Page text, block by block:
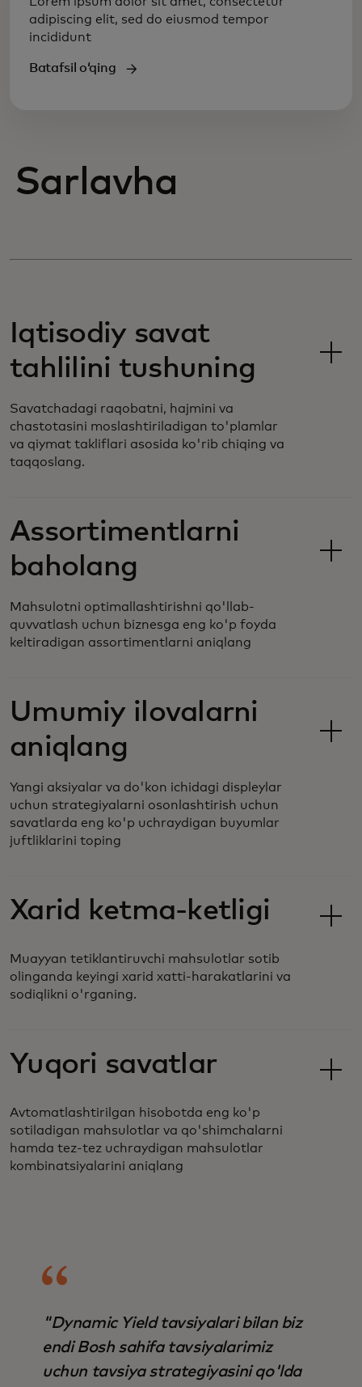
adipiscing elit, sed do eiusmod tempor
incididunt
Batafsil oʻqing
Sarlavha
Iqtisodiy savat
tahlilini tushuning
Savatchadagi raqobatni, hajmini va
chastotasini moslashtiriladigan to'plamlar
va qiymat takliflari asosida ko'rib chiqing va
taqqoslang.
Assortimentlarni
baholang
Mahsulotni optimallashtirishni qo'llab-
quvvatlash uchun biznesga eng ko'p foyda
keltiradigan assortimentlarni aniqlang
Umumiy ilovalarni
aniqlang
Yangi aksiyalar va do'kon ichidagi displeylar
uchun strategiyalarni osonlashtirish uchun
savatlarda eng ko'p uchraydigan buyumlar
juftliklarini toping
Xarid ketma-ketligi
Muayyan tetiklantiruvchi mahsulotlar sotib
olinganda keyingi xarid xatti-harakatlarini va
sodiqlikni o'rganing.
Yuqori savatlar
Avtomatlashtirilgan hisobotda eng ko'p
sotiladigan mahsulotlar va qo'shimchalarni
hamda tez-tez uchraydigan mahsulotlar
kombinatsiyalarini aniqlang
"Dynamic Yield tavsiyalari bilan biz
endi Bosh sahifa tavsiyalarimiz
uchun tavsiya strategiyasini qo'lda